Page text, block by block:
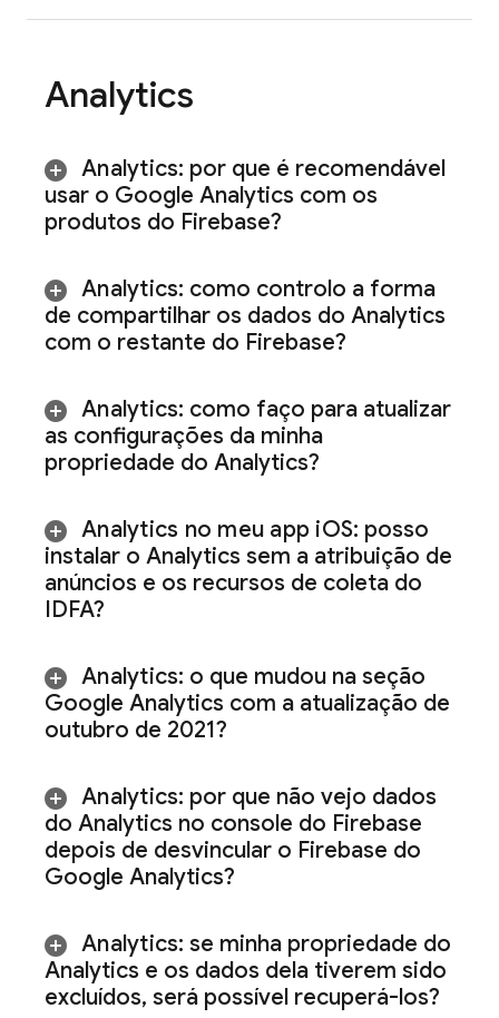
Analytics
Analytics: por que é recomendável
usar o Google Analytics com os
produtos do Firebase?
Analytics: como controlo a forma
de compartilhar os dados do Analytics
com o restante do Firebase?
Analytics: como faço para atualizar
as configurações da minha
propriedade do Analytics?
Analytics no meu app iOS: posso
instalar o Analytics sem a atribuição de
anúncios e os recursos de coleta do
IDFA?
Analytics: o que mudou na seção
Google Analytics com a atualização de
outubro de 2021?
Analytics: por que não vejo dados
do Analytics no console do Firebase
depois de desvincular o Firebase do
Google Analytics?
Analytics: se minha propriedade do
Analytics e os dados dela tiverem sido
excluídos, será possível recuperá-los?